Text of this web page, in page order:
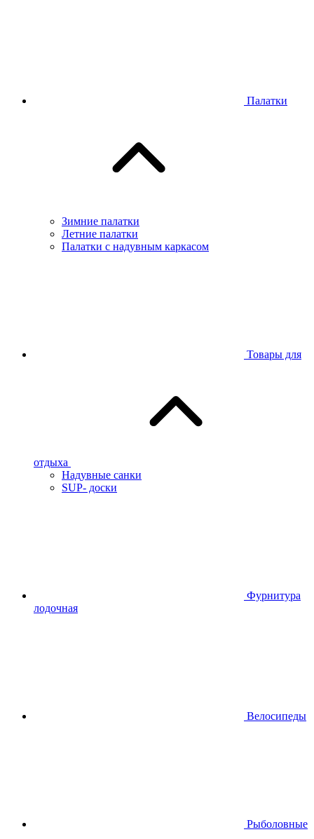
Палатки
Зимние палатки
Летние палатки
Палатки с надувным каркасом
Товары для
отдыха
Надувные санки
SUP- доски
Фурнитура
лодочная
Велосипеды
Рыболовные